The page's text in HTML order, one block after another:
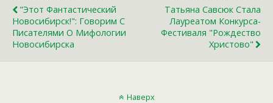
"Этот Фантастический
Новосибирск!": Говорим С
Писателями О Мифологии
Новосибирска
Татьяна Савсюк Стала
Лауреатом Конкурса-
Фестиваля "Рождество
Христово"
Наверх